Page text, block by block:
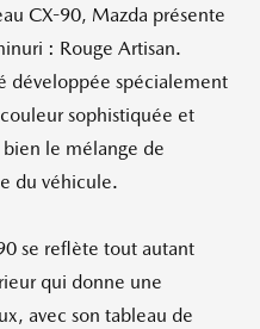
CX-90, Mazda présente
: Rouge Artisan.
développée spécialement
sophistiquée et
le mélange de
du véhicule.
se reflète tout autant
qui donne une
avec son tableau de